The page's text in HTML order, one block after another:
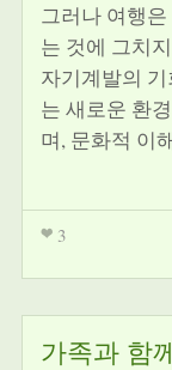
그러나 여행
는 것에 그치
자기계발의
는 새로운 환
며, 문화적 이
3
가족과 함